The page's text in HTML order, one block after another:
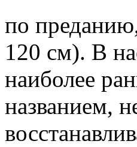
по
120 см). В
наиболее
названием,